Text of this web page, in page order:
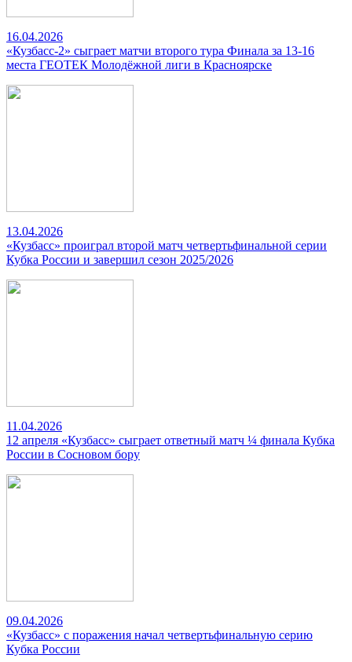
16.04.2026
«Кузбасс-2» сыграет матчи второго тура Финала за 13-16
места ГЕОТЕК Молодёжной лиги в Красноярске
13.04.2026
«Кузбасс» проиграл второй матч четвертьфинальной серии
Кубка России и завершил сезон 2025/2026
11.04.2026
12 апреля «Кузбасс» сыграет ответный матч ¼ финала Кубка
России в Сосновом бору
09.04.2026
«Кузбасс» с поражения начал четвертьфинальную серию
Кубка России